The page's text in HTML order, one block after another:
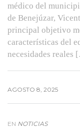
médico del
de Benejúzar,
principal objetivo
características del
necesidades reales
AGOSTO 8, 2025
EN NOTICIAS